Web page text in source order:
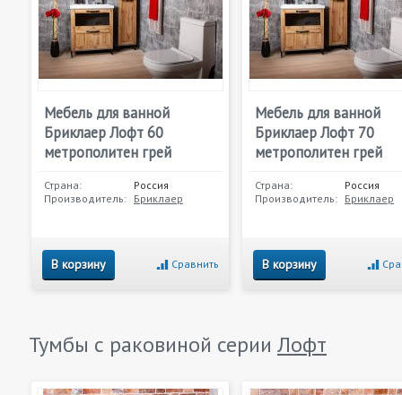
Мебель для ванной
Бриклаер Лофт 60
метрополитен грей
Страна:
Россия
Производитель: Бриклаер
В корзину Сравнить
Мебель для ванной
Бриклаер Лофт 70
метрополитен грей
Страна:
Россия
Производитель: Бриклаер
В корзину
Тумбы с раковиной серии Лофт